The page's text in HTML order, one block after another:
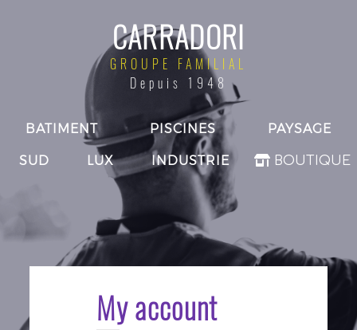
CARRADORI
GROUPE FAMILIAL
Depuis 1948
BATIMENT PISCINES PAYSAGE
SUD LUX INDUSTRIE BOUTIQUE
My account